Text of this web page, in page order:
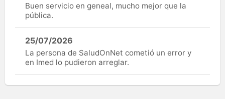
Buen servicio en geneal, mucho mejor que la
pública.
25/07/2026
La persona de SaludOnNet cometió un error y
en Imed lo pudieron arreglar.